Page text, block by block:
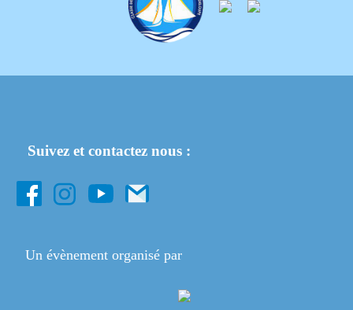
Suivez et contactez nous :
Un évènement organisé par